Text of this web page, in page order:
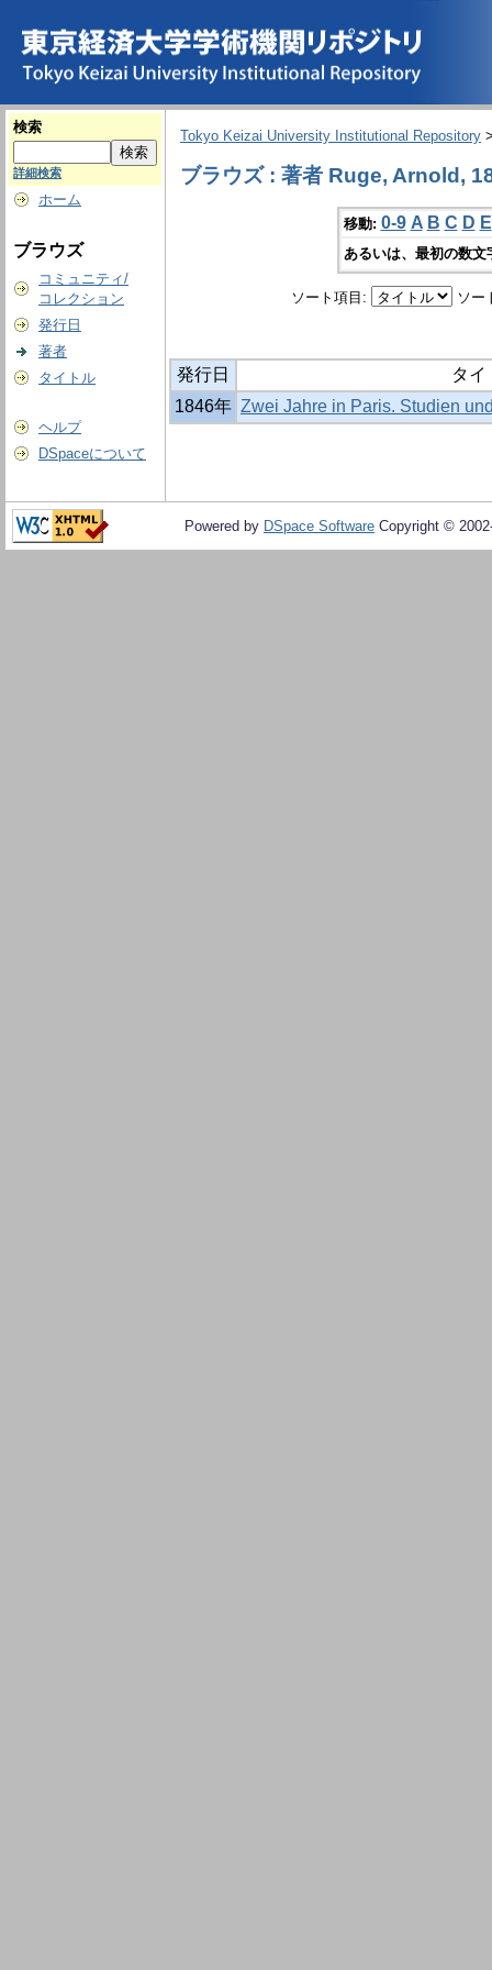
検索
詳細検索
ホーム
ブラウズ
コミュニティ/
コレクション
発行日
著者
タイトル
ヘルプ
DSpaceについて
Tokyo Keizai University Institutional Repository
ブラウズ : 著者 Ruge, Arnold,
移動: 0-9 A B C D E
あるいは、最初の数
ソート項目: ソー
発行日
タイ
1846年 Zwei Jahre in Paris. Studien
Powered by DSpace Software Copyright ©